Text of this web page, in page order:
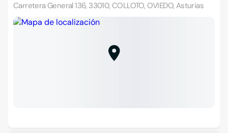
Carretera General 136, 33010, COLLOTO, OVIEDO, Asturias